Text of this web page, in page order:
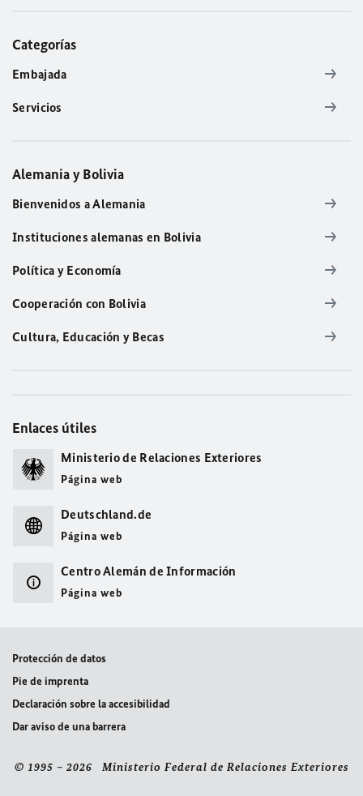
Categorías
Embajada
Servicios
Alemania y Bolivia
Bienvenidos a Alemania
Instituciones alemanas en Bolivia
Política y Economía
Cooperación con Bolivia
Cultura, Educación y Becas
Enlaces útiles
Ministerio de Relaciones Exteriores
Página web
Deutschland.de
Página web
Centro Alemán de Información
Página web
Protección de datos
Pie de imprenta
Declaración sobre la accesibilidad
Dar aviso de una barrera
© 1995 – 2026 Ministerio Federal de Relaciones Exteriores